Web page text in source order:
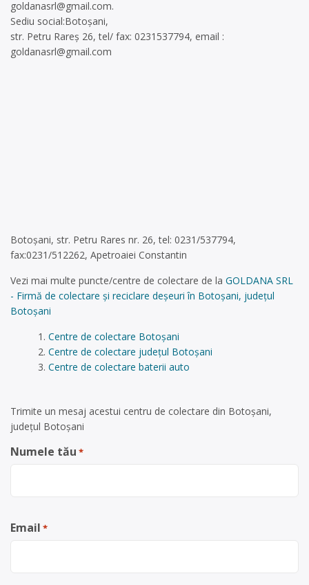
goldanasrl@gmail.com.
Sediu social:Botoșani,
str. Petru Rareș 26, tel/ fax: 0231537794, email :
goldanasrl@gmail.com
Botoșani, str. Petru Rares nr. 26, tel: 0231/537794,
fax:0231/512262, Apetroaiei Constantin
Vezi mai multe puncte/centre de colectare de la GOLDANA SRL
- Firmă de colectare și reciclare deșeuri în Botoșani, județul
Botoșani
Centre de colectare Botoșani
Centre de colectare județul Botoșani
Centre de colectare baterii auto
Trimite un mesaj acestui centru de colectare din Botoșani,
județul Botoșani
Numele tău *
Email *